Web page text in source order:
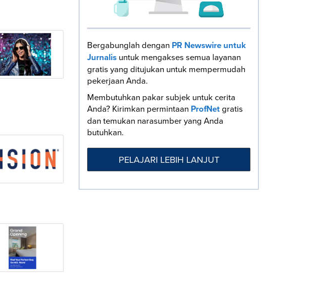
Bergabunglah dengan PR Newswire untuk
Jurnalis untuk mengakses semua layanan
gratis yang ditujukan untuk mempermudah
pekerjaan Anda.
Membutuhkan pakar subjek untuk cerita
Anda? Kirimkan permintaan ProfNetgratis
dan temukan narasumber yang Anda
butuhkan.
PELAJARI LEBIH LANJUT